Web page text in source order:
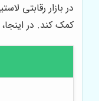
در بازار رقابتی
کمک کند. در